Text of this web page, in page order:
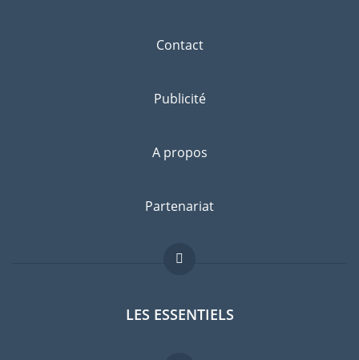
Contact
Publicité
A propos
Partenariat
LES ESSENTIELS